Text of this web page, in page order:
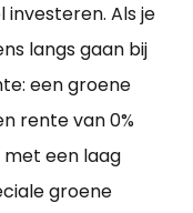
Als je
langs gaan bij
een groene
rente van 0%
met een laag
groene